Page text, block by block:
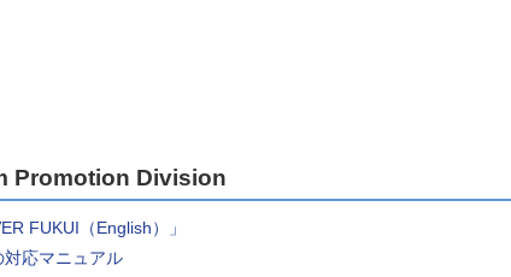
Promotion Division
FUKUI（English）」
応マニュアル